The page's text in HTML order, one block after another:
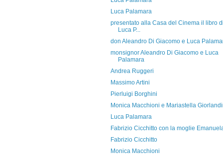
Luca Palamara
presentato alla Casa del Cinema il libro di
Luca P...
don Aleandro Di Giacomo e Luca
monsignor Aleandro Di Giacomo e Luca
Palamara
Andrea Ruggeri
Massimo Artini
Pierluigi Borghini
Monica Macchioni e Mariastella
Luca Palamara
Fabrizio Cicchitto con la moglie
Fabrizio Cicchitto
Monica Macchioni